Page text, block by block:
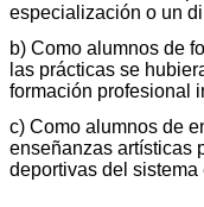
especialización o un
b) Como alumnos de
las prácticas se
formación profesional
c) Como alumnos de
enseñanzas artísticas
deportivas del sistema